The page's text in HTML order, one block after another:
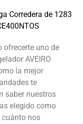
ofrecerte uno de
AVEIRO
la mejor
te
saber nuestros
elegido como
cuánto nos